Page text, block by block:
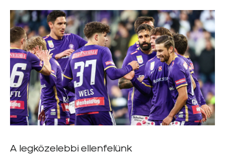
A legközelebbi ellenfelünk